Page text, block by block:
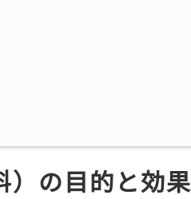
）の目的と効果